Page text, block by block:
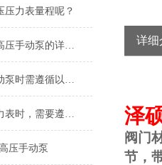
压力表量程呢？
以下便是关于超高压手动泵的详细说明
在使用超高压手动泵时需遵循以下事项
在使用超高压压力表时，需要遵守以下注意事项
压手动泵
详细
泽
阀门
节，